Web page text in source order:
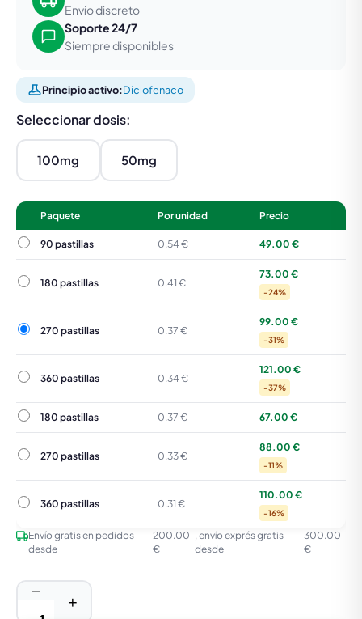
Envío discreto
Soporte 24/7
Siempre disponibles
Principio activo:Diclofenaco
Seleccionar dosis:
100mg 50mg
Paquete Por unidad Precio
90 pastillas
90 pastillas 0.54 € 49.00 €
180 pastillas
180 pastillas 0.41 €
73.00 €
-24%
270 pastillas
270 pastillas 0.37 €
99.00 €
-31%
360 pastillas
360 pastillas 0.34 €
121.00 €
-37%
180 pastillas
180 pastillas 0.37 € 67.00 €
270 pastillas
270 pastillas 0.33 €
88.00 €
-11%
360 pastillas
360 pastillas 0.31 €
110.00 €
-16%
Envío gratis en pedidos
desde
200.00
€
, envío exprés gratis
desde
300.00
€
−
+